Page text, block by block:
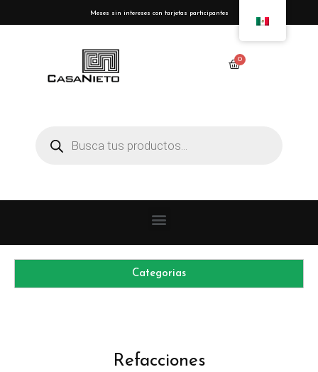
Meses sin intereses con tarjetas participantes
Categorias
Refacciones